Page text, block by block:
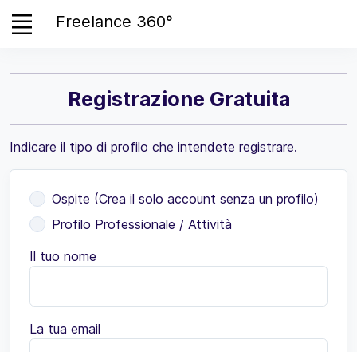
Freelance 360°
Registrazione Gratuita
Indicare il tipo di profilo che intendete registrare.
Ospite (Crea il solo account senza un profilo)
Profilo Professionale / Attività
Il tuo nome
La tua email